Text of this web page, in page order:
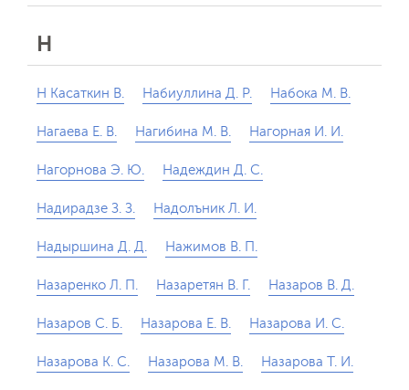
Н
Н Касаткин В. Набиуллина Д. Р. Набока М. В.
Нагаева Е. В. Нагибина М. В. Нагорная И. И.
Нагорнова Э. Ю. Надеждин Д. С.
Надирадзе З. З. Надолъник Л. И.
Надыршина Д. Д. Нажимов В. П.
Назаренко Л. П. Назаретян В. Г. Назаров В. Д.
Назаров С. Б. Назарова Е. В. Назарова И. С.
Назарова К. С. Назарова М. В. Назарова Т. И.